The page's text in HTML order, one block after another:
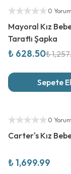
Yetkili Satıcı
0 Yorum
Mayoral Kız
Taraflı Şapka
₺ 628.50₺
Sepete
0 Yorum
Carter's Kız
₺ 1,699.99